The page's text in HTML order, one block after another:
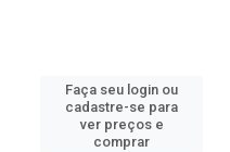
Faça seu login ou
cadastre-se para
ver preços e
comprar